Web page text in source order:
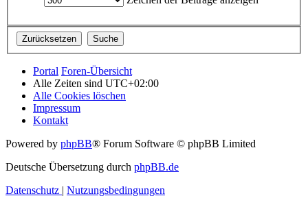
Portal Foren-Übersicht
Alle Zeiten sind UTC+02:00
Alle Cookies löschen
Impressum
Kontakt
Powered by phpBB® Forum Software © phpBB Limited
Deutsche Übersetzung durch phpBB.de
Datenschutz | Nutzungsbedingungen